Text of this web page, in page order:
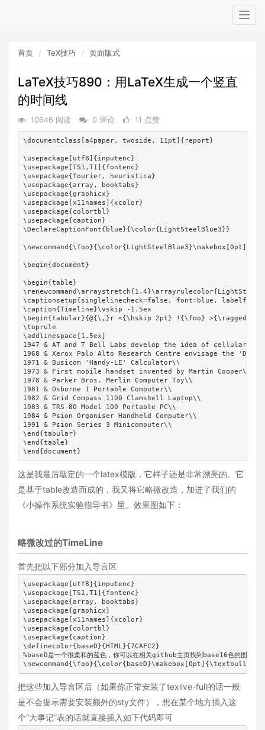
首页 TeX技巧 页面版式
LaTeX技巧890：用LaTeX生成一个竖直
的时间线
10646 阅读 0 评论 11 点赞
\documentclass[a4paper, twoside, 11pt]{report}
\usepackage[utf8]{inputenc}
\usepackage[TS1,T1]{fontenc}
\usepackage{fourier, heuristica}
\usepackage{array, booktabs}
\usepackage{graphicx}
\usepackage[x11names]{xcolor}
\usepackage{colortbl}
\usepackage{caption}
\DeclareCaptionFont{blue}{\color{LightSteelBlue3}}
\begin{document}
\begin{table}
\captionsetup{singlelinecheck=false, font=blue,
\caption{Timeline}\vskip -1.5ex
\begin{tabular}{@{\,}r <{\hskip 2pt} !{\foo}
\toprule
\addlinespace[1.5ex]
1947 & AT and T Bell Labs develop the idea of cellular
1968 & Xerox Palo Alto Research Centre envisage the
1971 & Busicom 'Handy-LE' Calculator\\
1973 & First mobile handset invented by Martin Cooper\\
1978 & Parker Bros. Merlin Computer Toy\\
1981 & Osborne 1 Portable Computer\\
1982 & Grid Compass 1100 Clamshell Laptop\\
1983 & TRS-80 Model 100 Portable PC\\
1984 & Psion Organiser Handheld Computer\\
1991 & Psion Series 3 Minicomputer\\
\end{tabular}
\end{table}
\end{document}
这是我最后敲定的一个latex模版，它样子还是非常漂亮的。它
是基于table改造而成的，我又将它略微改造，加进了我们的
《小操作系统实验指导书》里。效果图如下：
略微改过的TimeLine
首先把以下部分加入导言区
\usepackage[utf8]{inputenc}
\usepackage[TS1,T1]{fontenc}
\usepackage{array, booktabs}
\usepackage{graphicx}
\usepackage[x11names]{xcolor}
\usepackage{colortbl}
\usepackage{caption}
\definecolor{baseD}{HTML}{7CAFC2}
%baseD是一个很柔和的蓝色，你可以在相关github主页找到base16色的图样。
把这些加入导言区后（如果你正常安装了texlive-full的话一般
是不会提示需要安装额外的sty文件），想在某个地方插入这
个“大事记”表的话就直接插入如下代码即可